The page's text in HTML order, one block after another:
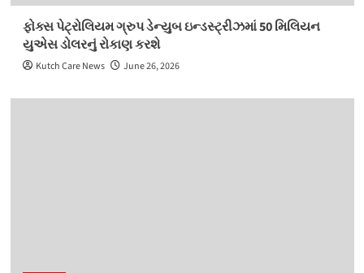
ફોક્સ પેટ્રોલિયમ ગ્રુપ ડેન્યુબ ઇન્ડસ્ટ્રીઝમાં 50 મિલિયન
યુએસ ડોલરનું રોકાણ કરશે
Kutch Care News June 26, 2026